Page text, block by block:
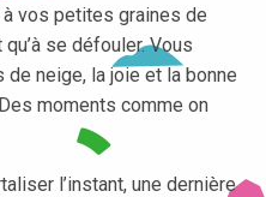
vos petites graines de
se défouler. Vous
neige, la joie et la bonne
moments comme on
l’instant, une dernière